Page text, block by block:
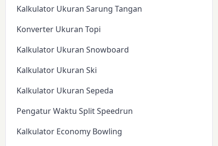
Kalkulator Ukuran Sarung Tangan
Konverter Ukuran Topi
Kalkulator Ukuran Snowboard
Kalkulator Ukuran Ski
Kalkulator Ukuran Sepeda
Pengatur Waktu Split Speedrun
Kalkulator Economy Bowling